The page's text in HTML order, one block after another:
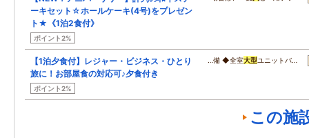
ーキセット☆ホールケーキ(4号)をプレゼン
ト★《1泊2食付》
ポイント2%
【1泊夕食付】レジャー・ビジネス・ひとり
旅に！お部屋食の対応可♪夕食付き
ポイント2%
…備 ◆全室大型ユニットバ…
この施